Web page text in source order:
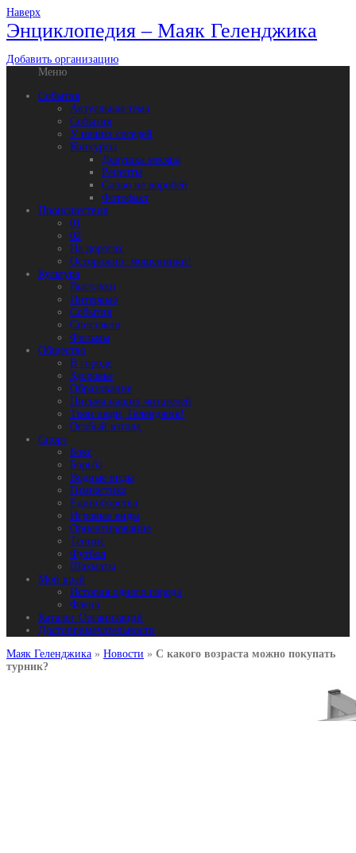
Наверх
Энциклопедия – Маяк Геленджика
Добавить организацию
Меню
События
Актуальная тема
События
У наших соседей
Конкурсы
Девушка месяца
Рецепты
Слово не воробей
Фотофакт
Происшествия
01
02
На дорогах
Осторожно: мошенники!
Культура
Выставки
Интервью
События
Спектакли
Фильмы
Общество
В городе
Здоровье
Образование
Письма наших читателей
Твои люди, Геленджик!
Особый взгляд
Спорт
Бокс
Борьба
Водные виды
Гимнастика
Единоборства
Игровые виды
Ориентирование
Теннис
Футбол
Шахматы
Мой край
История одного города
Фауна
Каталог Организаций
Достопримечательности
Маяк Геленджика » Новости » С какого возраста можно покупать
турник?